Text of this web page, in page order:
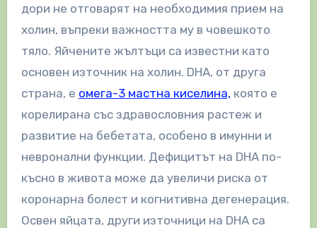
дори не отговарят на необходимия прием на
холин, въпреки важността му в човешкото
тяло. Яйчените жълтъци са известни като
основен източник на холин. DHA, от друга
страна, е омега-3 мастна киселина, която е
корелирана със здравословния растеж и
развитие на бебетата, особено в имунни и
невронални функции. Дефицитът на DHA по-
късно в живота може да увеличи риска от
коронарна болест и когнитивна дегенерация.
Освен яйцата, други източници на DHA са